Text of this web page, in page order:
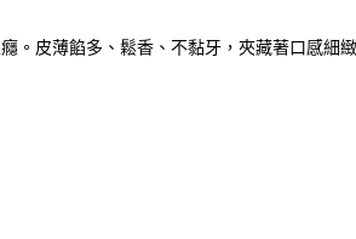
。皮薄餡多、鬆香、不黏牙，夾藏著口感細